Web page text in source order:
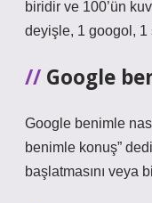
biridir ve 100’ün
deyişle, 1 googol, 1
Google
Google benimle
benimle konuş”
başlatmasını veya